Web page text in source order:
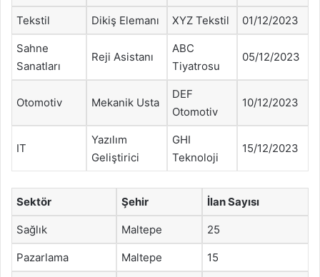
Tekstil Dikiş Elemanı XYZ Tekstil 01/12/2023
Sahne
Sanatları
Reji Asistanı
ABC
Tiyatrosu
05/12/2023
Otomotiv Mekanik Usta
DEF
Otomotiv
10/12/2023
IT
Yazılım
Geliştirici
GHI
Teknoloji
15/12/2023
Sektör Şehir İlan Sayısı
Sağlık Maltepe 25
Pazarlama Maltepe 15